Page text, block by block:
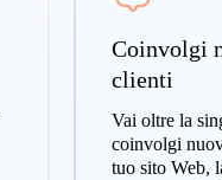
Coinvolgi
clienti
Vai oltre la
coinvolgi
tuo sito Web,